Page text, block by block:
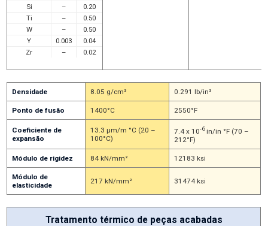
Si
–
0.20
Ti
–
0.50
W
–
0.50
Y
0.003
0.04
Zr
– 0.02
Densidade 8.05 g/cm³ 0.291 lb/in³
Ponto de fusão 1400°C 2550°F
Coeficiente de
expansão
13.3 μm/m °C (20 –
100°C)
7.4 x 10-6in/in °F (70 –
212°F)
Módulo de rigidez 84 kN/mm² 12183 ksi
Módulo de
elasticidade
217 kN/mm² 31474 ksi
Tratamento térmico de peças acabadas